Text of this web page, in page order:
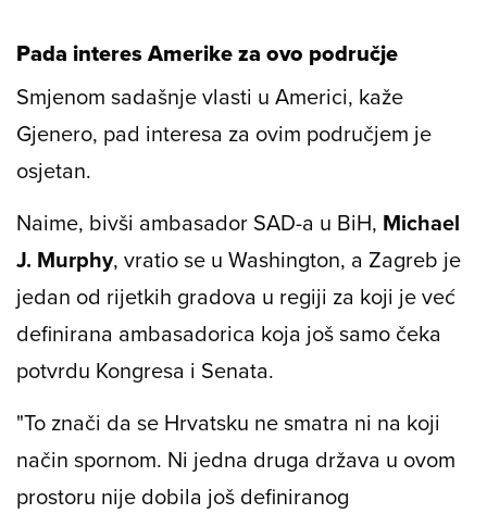
Pada interes Amerike za ovo područje
Smjenom sadašnje vlasti u Americi, kaže
Gjenero, pad interesa za ovim područjem je
osjetan.
Naime, bivši ambasador SAD-a u BiH, Michael
J. Murphy, vratio se u Washington, a Zagreb je
jedan od rijetkih gradova u regiji za koji je već
definirana ambasadorica koja još samo čeka
potvrdu Kongresa i Senata.
"To znači da se Hrvatsku ne smatra ni na koji
način spornom. Ni jedna druga država u ovom
prostoru nije dobila još definiranog